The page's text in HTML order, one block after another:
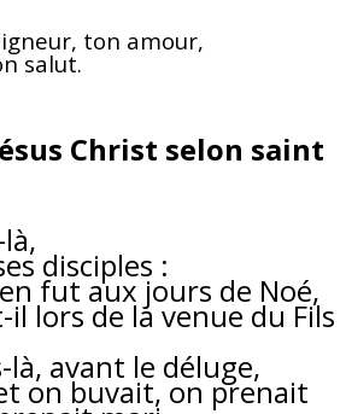
ton amour,
salut.
Christ selon saint
disciples :
fut aux jours de Noé,
lors de la venue du Fils
avant le déluge,
on buvait, on prenait